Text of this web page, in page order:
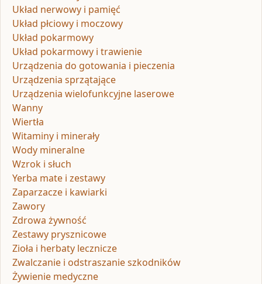
Układ nerwowy i pamięć
Układ płciowy i moczowy
Układ pokarmowy
Układ pokarmowy i trawienie
Urządzenia do gotowania i pieczenia
Urządzenia sprzątające
Urządzenia wielofunkcyjne laserowe
Wanny
Wiertła
Witaminy i minerały
Wody mineralne
Wzrok i słuch
Yerba mate i zestawy
Zaparzacze i kawiarki
Zawory
Zdrowa żywność
Zestawy prysznicowe
Zioła i herbaty lecznicze
Zwalczanie i odstraszanie szkodników
Żywienie medyczne